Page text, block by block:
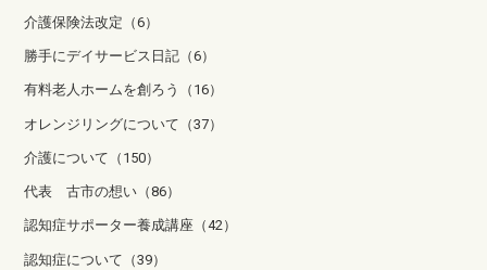
介護保険法改定（6）
勝手にデイサービス日記（6）
有料老人ホームを創ろう（16）
オレンジリングについて（37）
介護について（150）
代表 古市の想い（86）
認知症サポーター養成講座（42）
認知症について（39）